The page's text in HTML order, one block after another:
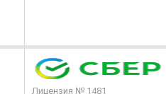
Лицензия № 1481